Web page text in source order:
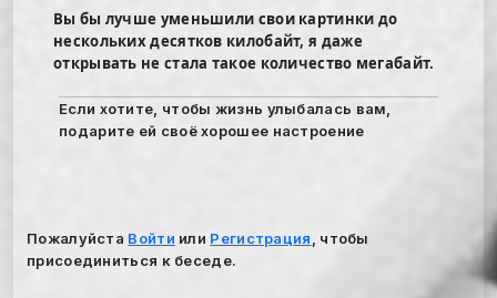
Вы бы лучше уменьшили свои картинки до
нескольких десятков килобайт, я даже
открывать не стала такое количество мегабайт.
Если хотите, чтобы жизнь улыбалась вам,
подарите ей своё хорошее настроение
Пожалуйста Войти или Регистрация
, чтобы
присоединиться к беседе.